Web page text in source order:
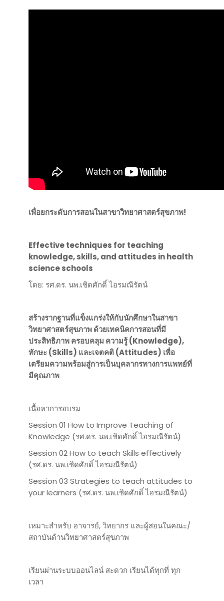
เพื่อยกระดับการสอนในสาขาวิทยาศาสตร์สุขภาพ!
Effective techniques for teaching
knowledge, skills, and attitudes in health
science schools
โดย: รศ.ดร. นพ.เชิดศักดิ์ ไอรมณีรัตน์
สร้างรากฐานที่แข็งแกร่งให้กับนักศึกษาในสาขา
วิทยาศาสตร์สุขภาพ ด้วยเทคนิคการสอนที่มี
ประสิทธิภาพ ครอบคลุม ความรู้ (Knowledge),
ทักษะ (Skills) และเจตคติ (Attitudes) เพื่อ
เตรียมความพร้อมสู่การเป็นบุคลากรทางการแพทย์ที่
มีคุณภาพ
เนื้อหาการอบรม
Session 01 How to Improve Teaching of
Knowledge (รศ.ดร. นพ.เชิดศักดิ์ ไอรมณีรัตน์)
Session 02 How to teach Skills effectively
(รศ.ดร. นพ.เชิดศักดิ์ ไอรมณีรัตน์)
Session 03 Strategies to teach attitudes to
your learners (รศ.ดร. นพ.เชิดศักดิ์ ไอรมณีรัตน์)
เหมาะสำหรับ อาจารย์, วิทยากร และผู้สอนในคณะ/
สถาบันด้านวิทยาศาสตร์สุขภาพ
เรียนผ่านระบบออนไลน์ สะดวก เรียนได้ทุกที่ ทุก
เวลา